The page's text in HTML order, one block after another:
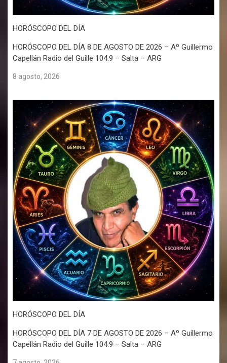
HORÓSCOPO DEL DÍA
HORÓSCOPO DEL DÍA 8 DE AGOSTO DE 2026 – Aº Guillermo
Capellán Radio del Guille 104.9 – Salta – ARG
8 agosto, 2026
HORÓSCOPO DEL DÍA
HORÓSCOPO DEL DÍA 7 DE AGOSTO DE 2026 – Aº Guillermo
Capellán Radio del Guille 104.9 – Salta – ARG